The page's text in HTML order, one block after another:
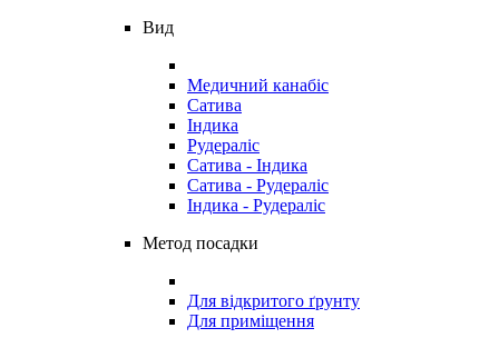
Вид
Медичний канабіс
Сатива
Індика
Рудераліс
Сатива - Індика
Сатива - Рудераліс
Індика - Рудераліс
Метод посадки
Для відкритого ґрунту
Для приміщення